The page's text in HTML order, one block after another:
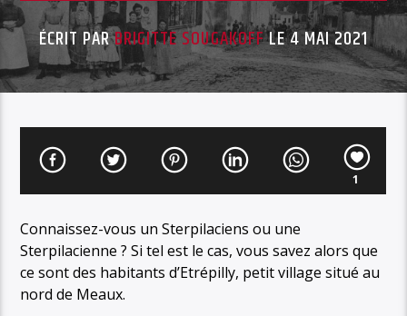
ÉCRIT PARBRIGITTE SOUGAKOFFLE 4 MAI 2021
1
Connaissez-vous un Sterpilaciens ou une
Sterpilacienne ? Si tel est le cas, vous savez alors que
ce sont des habitants d’Etrépilly, petit village situé au
nord de Meaux.